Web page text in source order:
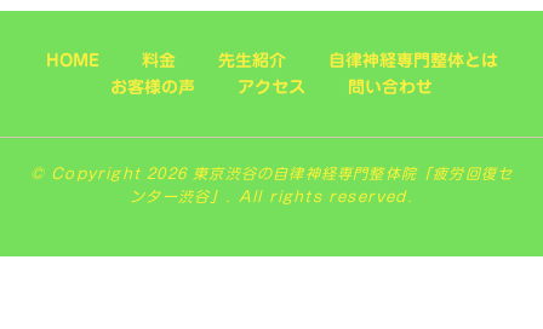
HOME 料金 先生紹介
自律神経専門整体とは
お客様の声
アクセス 問い合わせ
© Copyright 2026 東京渋谷の自律神経専門整体院「疲労回復セ
ンター渋谷」. All rights reserved.